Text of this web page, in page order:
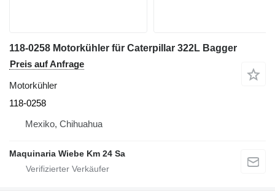
118-0258 Motorkühler für Caterpillar 322L Bagger
Preis auf Anfrage
Motorkühler
118-0258
Mexiko, Chihuahua
Maquinaria Wiebe Km 24 Sa